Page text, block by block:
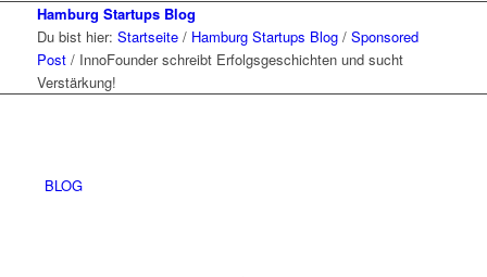
BLOG
Hamburg Startups Blog
Du bist hier: Startseite / Hamburg Startups Blog / Sponsored
Post / InnoFounder schreibt Erfolgsgeschichten und sucht
Verstärkung!